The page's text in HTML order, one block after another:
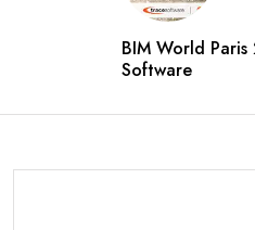
BIM World
Software